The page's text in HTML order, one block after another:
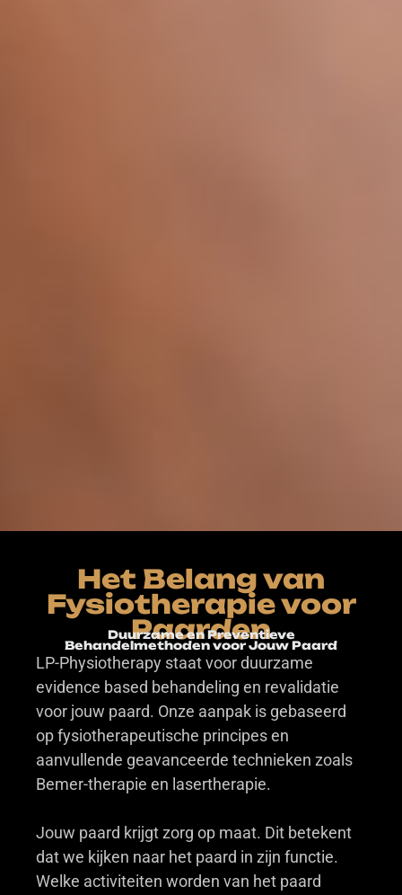
Het Belang van
Fysiotherapie voor
Paarden
Duurzame en Preventieve
Behandelmethoden voor Jouw Paard
LP-Physiotherapy staat voor duurzame
evidence based behandeling en revalidatie
voor jouw paard. Onze aanpak is gebaseerd
op fysiotherapeutische principes en
aanvullende geavanceerde technieken zoals
Bemer-therapie en lasertherapie.
Jouw paard krijgt zorg op maat. Dit betekent
dat we kijken naar het paard in zijn functie.
Welke activiteiten worden van het paard